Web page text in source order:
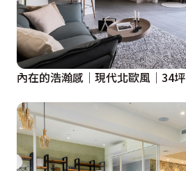
內在的浩瀚感│現代北歐風│34坪